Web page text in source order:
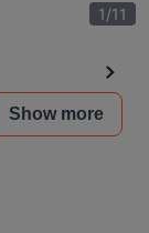
1/11
Show more